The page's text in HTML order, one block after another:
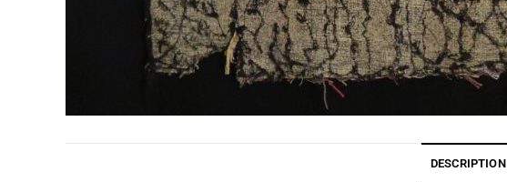
DESCRIPTION